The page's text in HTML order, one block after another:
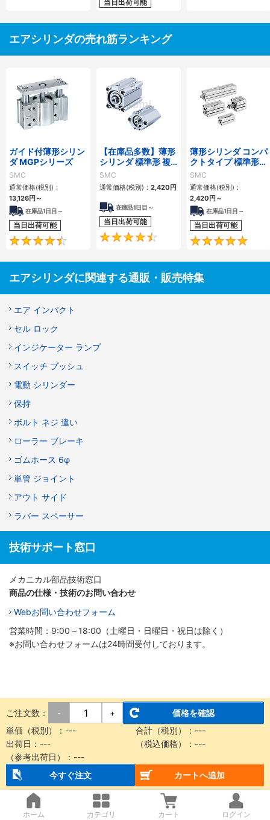
当日出荷可能
エアシリンダの売れ筋ランキング
ガイド付薄形シリン
ダ MGPシリーズ
SMC
通常価格(税別)：
13,126円 ～
在庫品1日目～
当日出荷可能
4.6
【在庫品多数】薄形
シリンダ 標準形 複
動・片ロッド CQ2
シリーズ
SMC
通常価格(税別)： 2,420 円
在庫品1日目～
当日出荷可能
4.5
薄形シリンダ コンパ
クトタイプ 標準形
複動 片ロッド CQS
シリーズ
SMC
通常価格(税別)：
2,420 円 ～
在庫品1日目～
当日出荷可能
エアシリンダに関連する通販・販売特集
エア インパクト
セル ロック
インジケーター ランプ
スイッチ プッシュ
電動 シリンダー
保持
ボルト ネジ 違い
ローラー ブレーキ
ゴムホース 6φ
単管 ジョイント
アウト サイド
ラバー スペーサー
技術サポート窓口
メカニカル部品技術窓口
商品の仕様・技術のお問い合わせ
Webお問い合わせフォーム
営業時間：9:00～18:00（土曜日・日曜日・祝日は除く）
※お問い合わせフォームは24時間受付しております。
ご注文数： - +
価格を確認
単価（税別）： --- 合計（税別）： ---
出荷日： --- （税込価格）： ---
（参考出荷日）： ---
今すぐ注文
カートへ追加
ホーム カテゴリ カート ログイン